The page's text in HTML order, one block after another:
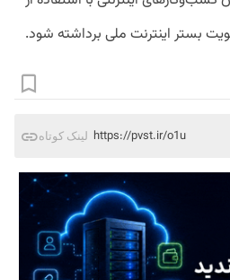
بستر اینترنت ملی برداشته شود.
لینک کوتاه https://pvst.ir/o1u